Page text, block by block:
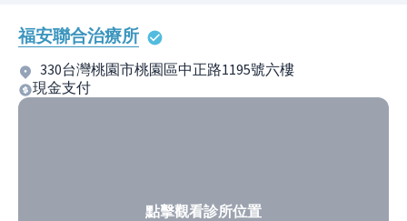
福安聯合治療所
330台灣桃園市桃園區中正路1195號六樓
現金支付
點擊觀看診所位置